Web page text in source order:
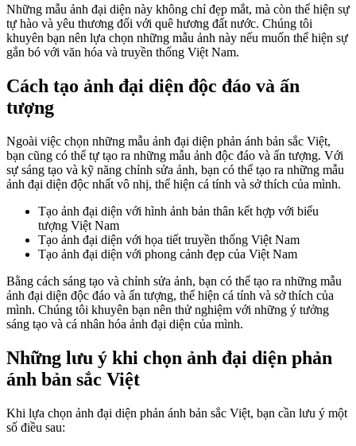
Những mẫu ảnh đại diện này không chỉ đẹp mắt, mà còn thể hiện sự
tự hào và yêu thương đối với quê hương đất nước. Chúng tôi
khuyên bạn nên lựa chọn những mẫu ảnh này nếu muốn thể hiện sự
gắn bó với văn hóa và truyền thống Việt Nam.
Cách tạo ảnh đại diện độc đáo và ấn
tượng
Ngoài việc chọn những mẫu ảnh đại diện phản ánh bản sắc Việt,
bạn cũng có thể tự tạo ra những mẫu ảnh độc đáo và ấn tượng. Với
sự sáng tạo và kỹ năng chỉnh sửa ảnh, bạn có thể tạo ra những mẫu
ảnh đại diện độc nhất vô nhị, thể hiện cá tính và sở thích của mình.
Tạo ảnh đại diện với hình ảnh bản thân kết hợp với biểu
tượng Việt Nam
Tạo ảnh đại diện với họa tiết truyền thống Việt Nam
Tạo ảnh đại diện với phong cảnh đẹp của Việt Nam
Bằng cách sáng tạo và chỉnh sửa ảnh, bạn có thể tạo ra những mẫu
ảnh đại diện độc đáo và ấn tượng, thể hiện cá tính và sở thích của
mình. Chúng tôi khuyên bạn nên thử nghiệm với những ý tưởng
sáng tạo và cá nhân hóa ảnh đại diện của mình.
Những lưu ý khi chọn ảnh đại diện phản
ánh bản sắc Việt
Khi lựa chọn ảnh đại diện phản ánh bản sắc Việt, bạn cần lưu ý một
số điều sau: